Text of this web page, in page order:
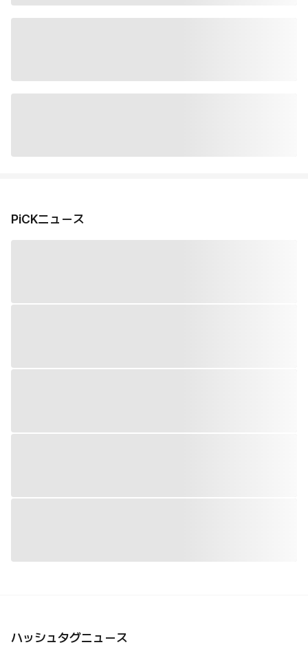
PiCKニュース
ハッシュタグニュース